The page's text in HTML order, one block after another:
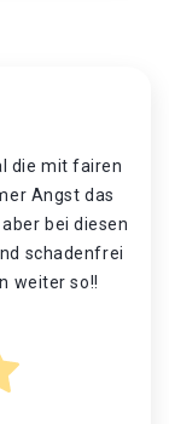
die mit fairen
Angst das
bei diesen
schadenfrei
weiter so!!